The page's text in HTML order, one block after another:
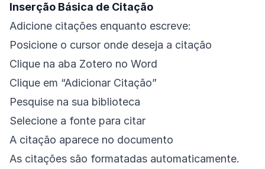
Inserção Básica de Citação
Adicione citações enquanto escreve:
Posicione o cursor onde deseja a citação
Clique na aba Zotero no Word
Clique em “Adicionar Citação”
Pesquise na sua biblioteca
Selecione a fonte para citar
A citação aparece no documento
As citações são formatadas automaticamente.